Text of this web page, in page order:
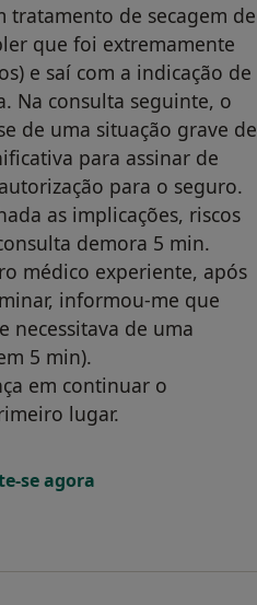
tratamento de secagem de
que foi extremamente
e saí com a indicação de
Na consulta seguinte, o
de uma situação grave de
para assinar de
para o seguro.
as implicações, riscos
demora 5 min.
médico experiente, após
informou-me que
necessitava de uma
5 min).
em continuar o
lugar.
se agora